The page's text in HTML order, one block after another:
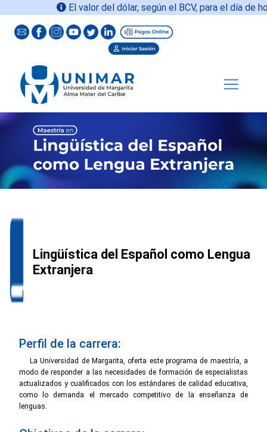
El valor del dólar, según el BCV, para el día de hoy
Lingüística del Español como Lengua
Extranjera
Perfil de la carrera:
La Universidad de Margarita, oferta este programa de maestría, a
modo de responder a las necesidades de formación de especialistas
actualizados y cualificados con los estándares de calidad educativa,
como lo demanda el mercado competitivo de la enseñanza de
lenguas.